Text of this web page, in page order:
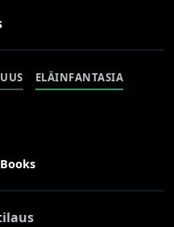
ELÄINFANTASIA